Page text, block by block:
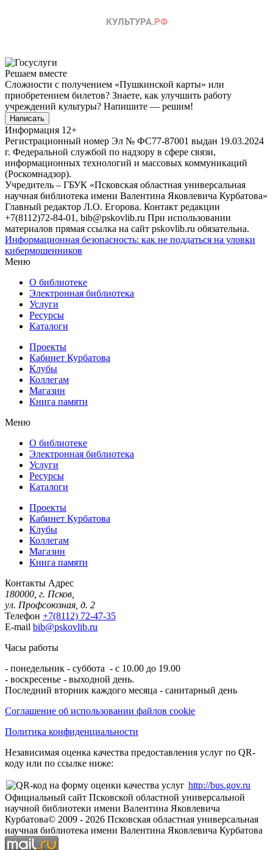
Решаем вместе
Сложности с получением «Пушкинской карты» или
приобретением билетов? Знаете, как улучшить работу
учреждений культуры? Напишите — решим!
Написать
Информация 12+
Регистрационный номер Эл № ФС77-87001 выдан 19.03.2024
г. Федеральной службой по надзору в сфере связи,
информационных технологий и массовых коммуникаций
(Роскомнадзор).
Учредитель – ГБУК «Псковская областная универсальная
научная библиотека имени Валентина Яковлевича Курбатова»
Главный редактор Л.О. Егорова. Контакт редакции
+7(8112)72-84-01, bib@pskovlib.ru При использовании
материалов прямая ссылка на сайт pskovlib.ru обязательна.
Информационная безопасность: как не поддаться на уловки
кибермошенников
Меню
О библиотеке
Электронная библиотека
Услуги
Ресурсы
Каталоги
Проекты
Кабинет Курбатова
Клубы
Коллегам
Магазин
Книга памяти
Меню
О библиотеке
Электронная библиотека
Услуги
Ресурсы
Каталоги
Проекты
Кабинет Курбатова
Клубы
Коллегам
Магазин
Книга памяти
Контакты Адрес
180000, г. Псков,
ул. Профсоюзная, д. 2
Телефон +7(8112) 72-47-35
E-mail bib@pskovlib.ru
Часы работы
- понедельник - суббота - с 10.00 до 19.00
- воскресенье - выходной день.
Последний вторник каждого месяца - санитарный день
Соглашение об использовании файлов cookie
Политика конфиденциальности
Независимая оценка качества предоставления услуг по QR-
коду или по ссылке ниже:
http://bus.gov.ru
Официальный сайт Псковской областной универсальной
научной библиотеки имени Валентина Яковлевича
Курбатова© 2009 - 2026 Псковская областная универсальная
научная библиотека имени Валентина Яковлевича Курбатова